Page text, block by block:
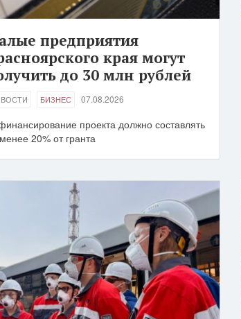
предприятия
края могут
до 30 млн рублей
БИЗНЕС 07.08.2026
проекта должно составлять
20% от гранта